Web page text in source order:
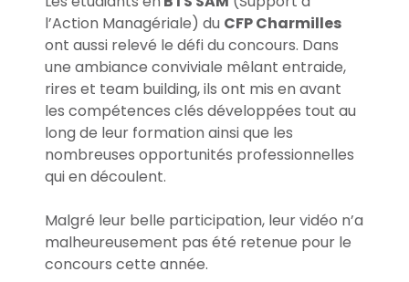
l’Action Managériale) du CFP Charmilles
ont aussi relevé le défi du concours. Dans
une ambiance conviviale mêlant entraide,
rires et team building, ils ont mis en avant
les compétences clés développées tout au
long de leur formation ainsi que les
nombreuses opportunités professionnelles
qui en découlent.
Malgré leur belle participation, leur vidéo n’a
malheureusement pas été retenue pour le
concours cette année.